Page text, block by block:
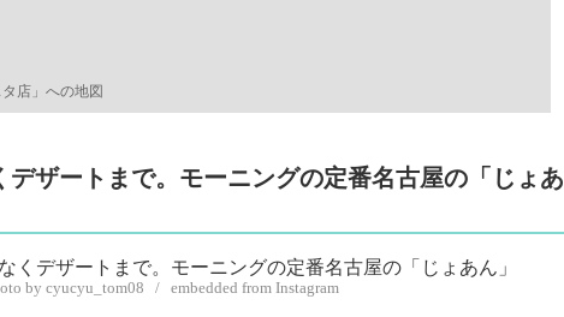
店」への地図
デザートまで。モーニングの定番名古屋の「じょあ
by cyucyu_tom08 / embedded from Instagram